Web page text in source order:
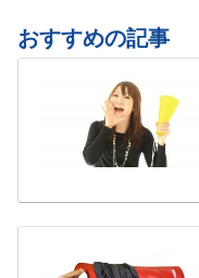
おすすめの記事